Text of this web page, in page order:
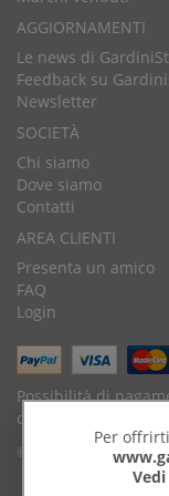
Per
AGGIORNAMENTI
Le news di
Feedback su
Newsletter
SOCIETÀ
Chi siamo
Dove siamo
Contatti
AREA CLIENTI
Presenta un amico
FAQ
Login
Possibilità di
contrassegno.
© Copyright 2026 by